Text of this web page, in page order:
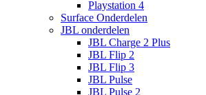
Playstation 4
Surface Onderdelen
JBL onderdelen
JBL Charge 2 Plus
JBL Flip 2
JBL Flip 3
JBL Pulse
JBL Pulse 2